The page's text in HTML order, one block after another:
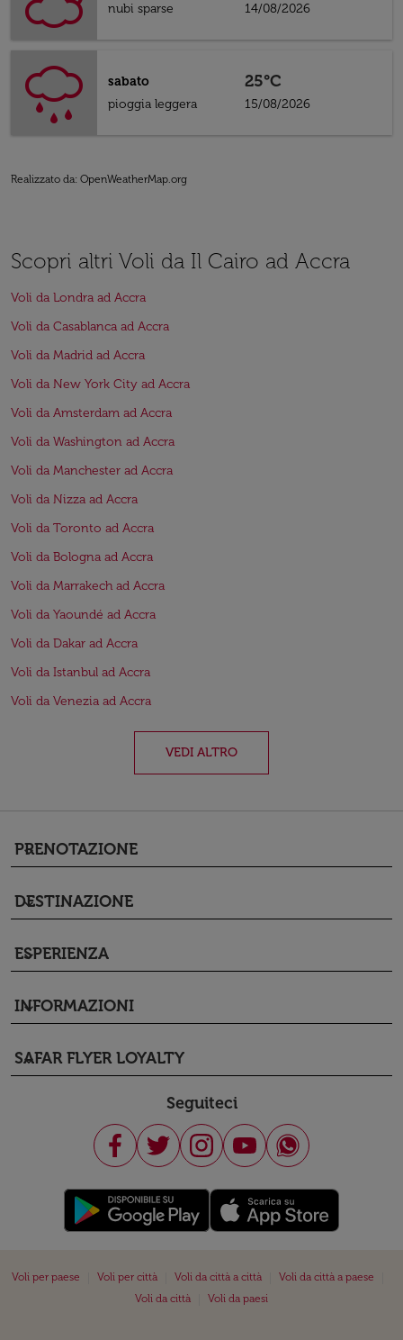
nubi sparse
14/08/2026
sabato
pioggia leggera
25°C
15/08/2026
Realizzato da: OpenWeatherMap.org
Scopri altri Voli da Il Cairo ad Accra
Voli da Londra ad Accra
Voli da Casablanca ad Accra
Voli da Madrid ad Accra
Voli da New York City ad Accra
Voli da Amsterdam ad Accra
Voli da Washington ad Accra
Voli da Manchester ad Accra
Voli da Nizza ad Accra
Voli da Toronto ad Accra
Voli da Bologna ad Accra
Voli da Marrakech ad Accra
Voli da Yaoundé ad Accra
Voli da Dakar ad Accra
Voli da Istanbul ad Accra
Voli da Venezia ad Accra
VEDI ALTRO
PRENOTAZIONE
keyboard_arrow_down
DESTINAZIONE
keyboard_arrow_down
ESPERIENZA
keyboard_arrow_down
INFORMAZIONI
keyboard_arrow_down
SAFAR FLYER LOYALTY
keyboard_arrow_down
Seguiteci
Voli per paese Voli per città Voli da città a città Voli da città a paese
Voli da città
Voli da paesi